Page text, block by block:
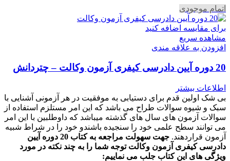
اتمام موجودی
برای مقایسه اضافه کنید
مشاهده سریع
افزودن به علاقه مندی
20 دوره آیین دادرسی کیفری آزمون وکالت – چتردانش
اطلاعات بیشتر
بی شک اولین قدم برای دستیابی به موفقیت در هر آزمونی آشنایی با
سبک و شیوه سوالات طراح می باشد که این امر مستلزم استفاده از
سوالات آزمون های سال های گذشته میباشد که داوطلبین با این امر
می توانند سطح علمی خود را سنجیده باشندو خود را در شراط شبیه
آزمون قراردهند.
جهت سهولت مراجعه به کتاب 20 دوره آیین
دادرسی کیفری آزمون وکالت توجه شما را به چند نکته در مورد
ویژگی های این کتاب جلب می نماییم: